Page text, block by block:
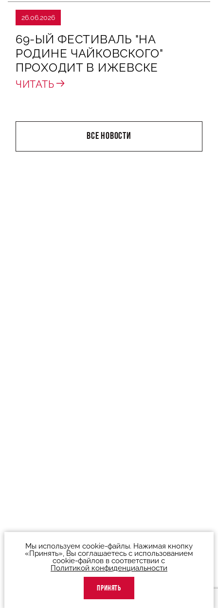
Мы используем cookie-файлы. Нажимая кнопку
«Принять», Вы соглашаетесь с использованием
cookie-файлов в соответствии с
Политикой конфиденциальности
ПРИНЯТЬ
26.06.2026
69-ЫЙ ФЕСТИВАЛЬ "НА
РОДИНЕ ЧАЙКОВСКОГО"
ПРОХОДИТ В ИЖЕВСКЕ
ЧИТАТЬ
ВСЕ НОВОСТИ